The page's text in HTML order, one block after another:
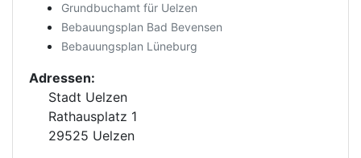
Grundbuchamt für Uelzen
Bebauungsplan Bad Bevensen
Bebauungsplan Lüneburg
Adressen:
Stadt Uelzen
Rathausplatz 1
29525 Uelzen